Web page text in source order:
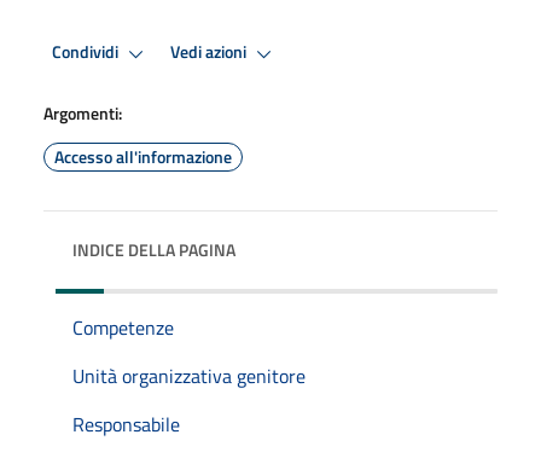
Condividi Vedi azioni
Argomenti:
Accesso all'informazione
INDICE DELLA PAGINA
Competenze
Unità organizzativa genitore
Responsabile